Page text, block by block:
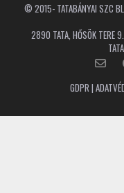
© 2015- TATABÁNYAI SZC
2890 TATA, HŐSÖK
GDPR |